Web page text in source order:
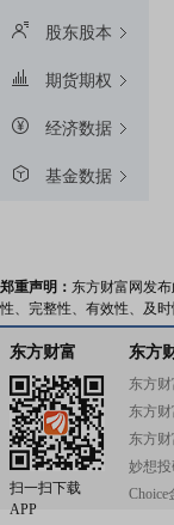
股东股本
期货期权
经济数据
基金数据
郑重声明： 东方财富网发
性、完整性、有效性、及
东方财富
扫一扫下载
APP
东方
东方
东方财
东方
妙想
Choice